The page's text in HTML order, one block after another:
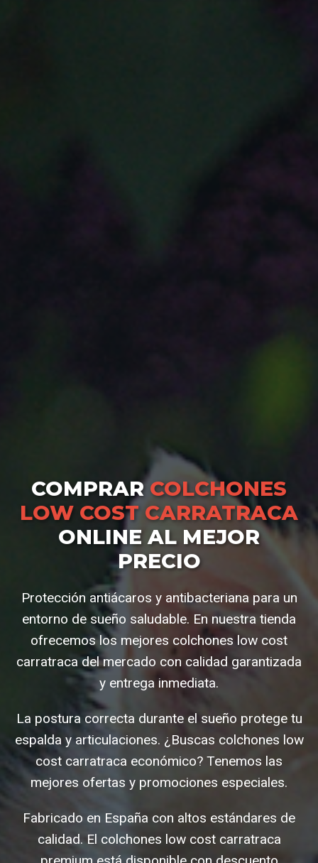
COMPRARCOLCHONES
LOW COST CARRATRACA
ONLINE AL MEJOR
PRECIO
Protección antiácaros y antibacteriana para un
entorno de sueño saludable. En nuestra tienda
ofrecemos los mejores colchones low cost
carratraca del mercado con calidad garantizada
y entrega inmediata.
La postura correcta durante el sueño protege tu
espalda y articulaciones. ¿Buscas colchones low
cost carratraca económico? Tenemos las
mejores ofertas y promociones especiales.
Fabricado en España con altos estándares de
calidad. El colchones low cost carratraca